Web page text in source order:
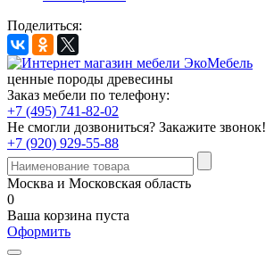
Поделиться:
ценные породы древесины
Заказ мебели по телефону:
+7 (495) 741-82-02
Не смогли дозвониться? Закажите звонок!
+7 (920) 929-55-88
Москва и Московская область
0
Ваша корзина пуста
Оформить